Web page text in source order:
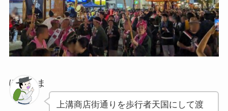
ぽちゃま
上溝商店街通りを歩行者天国にして渡